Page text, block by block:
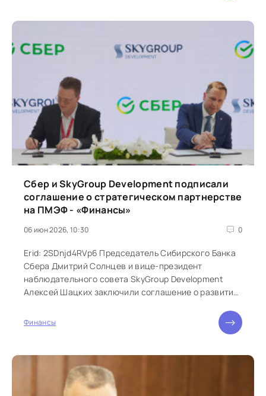
Сбер и SkyGroup Development подписали
соглашение о стратегическом партнерстве
на ПМЭФ - «Финансы»
06 июн 2026, 10:30 0
Erid: 2SDnjd4RVp6 Председатель Сибирского Банка
Сбера Дмитрий Солнцев и вице-президент
наблюдательного совета SkyGroup Development
Алексей Шацких заключили соглашение о развитии
Финансы